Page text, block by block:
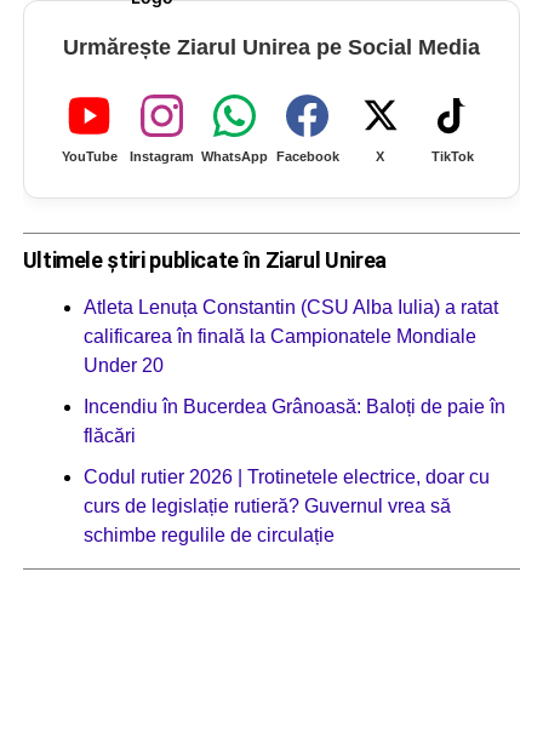
Urmărește Ziarul Unirea pe Social Media
YouTube Instagram WhatsApp Facebook X TikTok
Ultimele știri publicate în Ziarul Unirea
Atleta Lenuța Constantin (CSU Alba Iulia) a ratat
calificarea în finală la Campionatele Mondiale
Under 20
Incendiu în Bucerdea Grânoasă: Baloți de paie în
flăcări
Codul rutier 2026 | Trotinetele electrice, doar cu
curs de legislație rutieră? Guvernul vrea să
schimbe regulile de circulație